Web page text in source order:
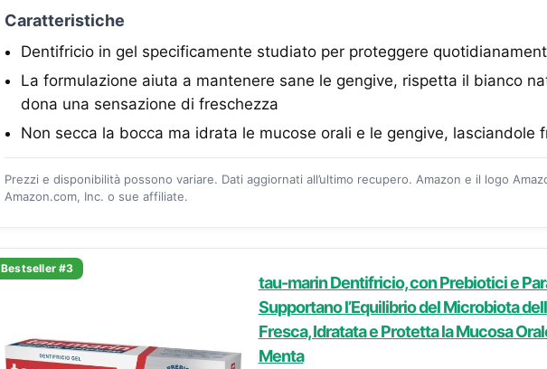
Caratteristiche
Dentifricio in gel specificamente studiato per proteggere
La formulazione aiuta a mantenere sane le gengive, rispetta il bianco
dona una sensazione di freschezza
Non secca la bocca ma idrata le mucose orali e le gengive, lasciandole
Prezzi e disponibilità possono variare. Dati aggiornati all’ultimo recupero. Amazon e il logo
Amazon.com, Inc. o sue affiliate.
Bestseller #3
tau-marin Dentifricio, con Prebiotici e
Supportano l’Equilibrio del Microbiota
Fresca, Idratata e Protetta la Mucosa
Menta